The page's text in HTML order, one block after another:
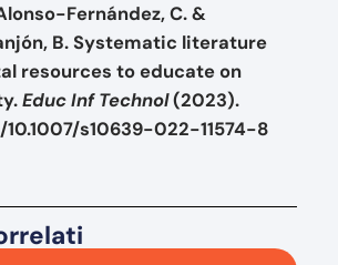
Fernández, C. &
B. Systematic literature
resources to educate on
Educ Inf Technol(2023).
s10639-022-11574-8